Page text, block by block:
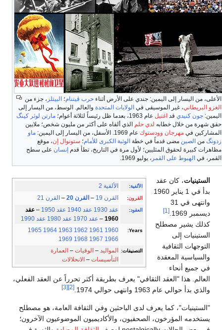
الأعلى، من اليسار إلى اليمين: جندي على الأرض أثناء حرب ڤيتنام؛ البيتلز ، جزء من
الغزو البريطاني، غير الموسيقى في الولايات المتحدة والعالم. الوسط، من اليسار إلى
اليمين: جون كنيدي قد اغتيل عام 1963، بعدما ظل رئيساً لثلاثة أعوام؛
مارتن لوثر كينگ
حقق شهرة من خلال خطابه لدي حلم الذي ألقاه على أكثر من مليون شخص؛ ملايين
المشاركين في مهرجان وودستوك عام 1969. الأسفل، من اليسار إلى اليمين:
ماو
زدونگ من الصين مضى قدماً في خطة الوثبة الكبرى للأمام؛ ستونوال إن، موقع
مظاهرات كبيرة لحقوق المثليين؛ لأول مرة في التاريخ، تطأ قدم إنسان على سطح
القمر، في الهبوط على القمر ، يوليو 1969.
الألفية: الألفية 2
القرون: القرن 19 – القرن 20 – القرن 21
العقود: عقد 1930 عقد 1940 عقد 1950 – عقد
1960
– عقد 1970 عقد 1980 عقد 1990
Years:
1960
1961
1962
1963
1964
1965
1966
1967
1968
1969
التصنيفات: المواليد – الوفيات – العمارة
التأسيسات – الانحلالات
الستينيات، كان عقد
بدأ في 1 يناير 1960
وانتهى في 31
ديسمبر 1969.
[1]
كذلك يشير مصطلح
الستينيات إلى
التوجهات الثقافية
والسياسية المعقدة
في جميع أنحاء
العالم. هذا "العقد الثقافي" يعرف بطريقة أكثر تحرراً عن العقد الفعلي،
والذي بدأ حوالي عام 1963 وانتهى حوالي 1974.
[2]
[3]
"الستينيات"، كما يعرف لدى الباحثين وفي الثقافة العامة، هو مصطلح
يستخدمه المؤرخون، الصحفيون، والأكاديميون الموضوعيون الآخرون؛